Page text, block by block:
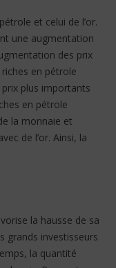
et celui de l’or.
une augmentation
des prix
riches en pétrole
plus importants
en pétrole
la monnaie et
de l’or. Ainsi, la
la hausse de sa
grands investisseurs
la quantité